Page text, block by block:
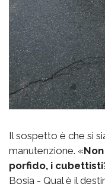
Il sospetto è che si
manutenzione. «
porfido, i
Bosia - Qual è il